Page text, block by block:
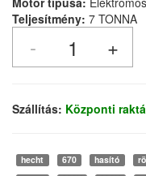
Teljesítmény: 7 TONNA
Szállítás: Központi
hecht 670 hasító